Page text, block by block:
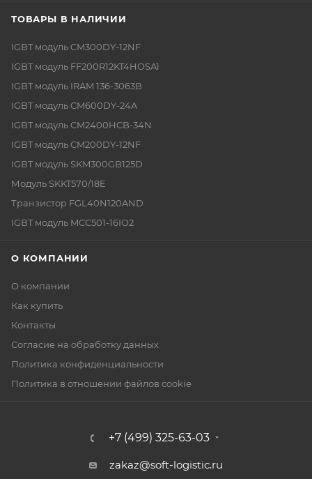
ТОВАРЫ В НАЛИЧИИ
IGBT модуль CM300DY-12NF
IGBT модуль FF200R12KT4HOSA1
IGBT модуль IRAM 136-3063B
IGBT модуль CM600DY-24A
IGBT модуль CM2400HCB-34N
IGBT модуль CM200DY-12NF
IGBT модуль SKM300GB125D
Модуль SKKT570/18E
Транзистор FGL40N120AND
IGBT модуль MCC501-16IO2
О КОМПАНИИ
О компании
Как купить
Контакты
Согласие на обработку данных
Политика конфиденциальности
Политика в отношении файлов cookie
+7 (499) 325-63-03
zakaz@soft-logistic.ru